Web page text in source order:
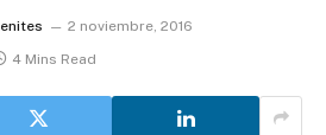
2 noviembre, 2016
4 Mins Read